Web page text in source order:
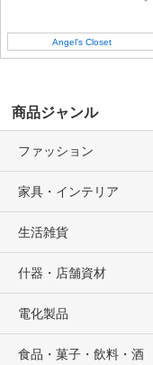
Angel's Closet
商品ジャンル
ファッション
家具・インテリア
生活雑貨
什器・店舗資材
電化製品
食品・菓子・飲料・酒